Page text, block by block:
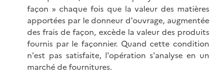
façon » chaque fois que la valeur des matières
apportées par le donneur d'ouvrage, augmentée
des frais de façon, excède la valeur des produits
fournis par le façonnier. Quand cette condition
n'est pas satisfaite, l'opération s'analyse en un
marché de fournitures.